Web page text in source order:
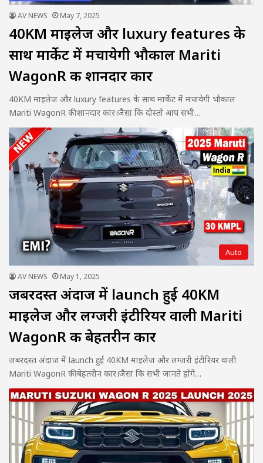
AV NEWS May 7, 2025
40KM माइलेज और luxury features के
साथ मार्केट में मचायेगी भौकाल Mariti
WagonR की शानदार कार
40KM माइलेज और luxury features के साथ मार्केट में मचायेगी भौकाल
Mariti WagonR की शानदार कार।जैसा कि दोस्तों आप सभी…
Auto
AV NEWS May 1, 2025
जबरदस्त अंदाज में launch हुई 40KM
माइलेज और लग्जरी इंटीरियर वाली Mariti
WagonR की बेहतरीन कार
जबरदस्त अंदाज में launch हुई 40KM माइलेज और लग्जरी इंटीरियर वाली
Mariti WagonR की बेहतरीन कार।जैसा कि सभी जानते होंगे…